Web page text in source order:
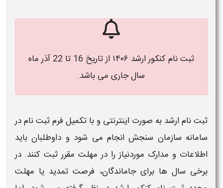
ثبت نام کنکور ارشد ۱۴۰۶ از تاریخ 16 تا 22 آذر ماه
سال جاری می باشد.
ثبت نام ارشد به‌ صورت اینترنتی و با تکمیل فرمثبت‌ نامدر
سامانه سازمان سنجش انجام می‌ شود و داوطلبان باید
اطلاعات و مدارک موردنیاز را در مهلت مقرر ثبت کنند. در
برخی سال‌ ها برای جاماندگان، فرصت تمدید یا مهلت